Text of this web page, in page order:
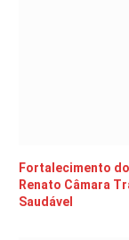
Fortalecimento
Renato Câmara
Saudável